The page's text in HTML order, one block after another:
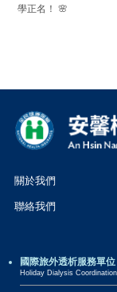
學正名！ 🌸
關於我們
聯絡我們
國際旅外透析服務單位
Holiday Dialysis